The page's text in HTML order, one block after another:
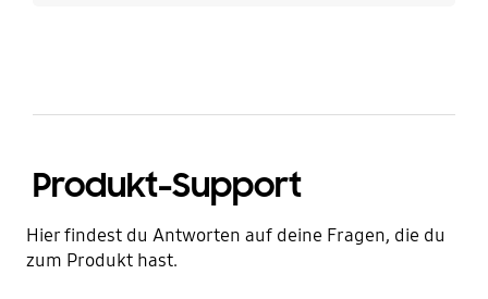
Produkt-Support
Hier findest du Antworten auf deine Fragen, die du
zum Produkt hast.